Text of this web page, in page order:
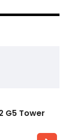
G5 Tower